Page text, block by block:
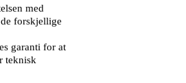
med
forskjellige
garanti for at
teknisk